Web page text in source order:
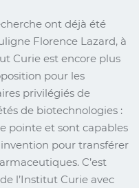
ont déjà été
Florence Lazard, à
Curie est encore plus
pour les
privilégiés de
de biotechnologies :
pointe et sont capables
pour transférer
C’est
l’Institut Curie avec